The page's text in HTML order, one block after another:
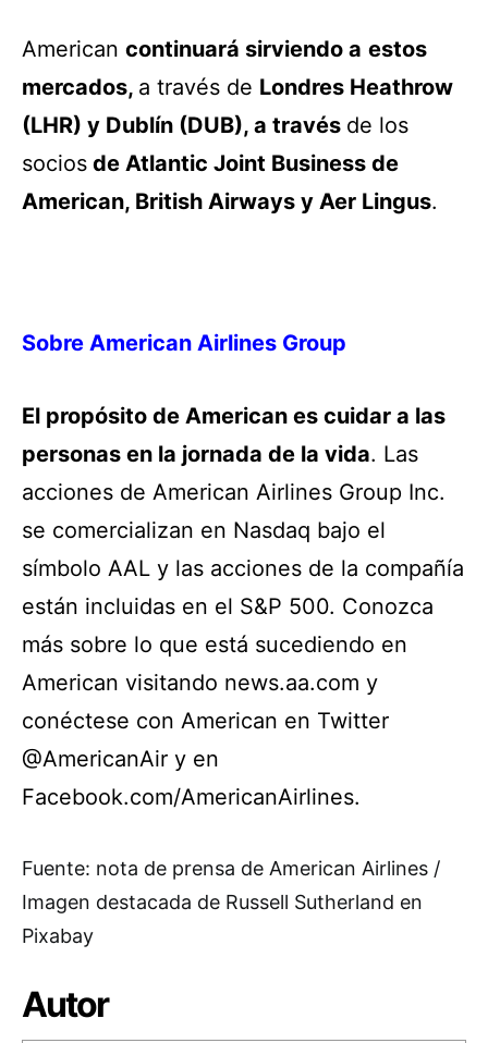
American continuará sirviendo a estos
mercados, a través de Londres Heathrow
(LHR) y Dublín (DUB), a través de los
socios de Atlantic Joint Business de
American, British Airways y Aer Lingus.
Sobre American Airlines Group
El propósito de American es cuidar a las
personas en la jornada de la vida. Las
acciones de American Airlines Group Inc.
se comercializan en Nasdaq bajo el
símbolo AAL y las acciones de la compañía
están incluidas en el S&P 500. Conozca
más sobre lo que está sucediendo en
American visitando news.aa.com y
conéctese con American en Twitter
@AmericanAir y en
Facebook.com/AmericanAirlines.
Fuente: nota de prensa de American Airlines /
Imagen destacada de Russell Sutherland en
Pixabay
Autor